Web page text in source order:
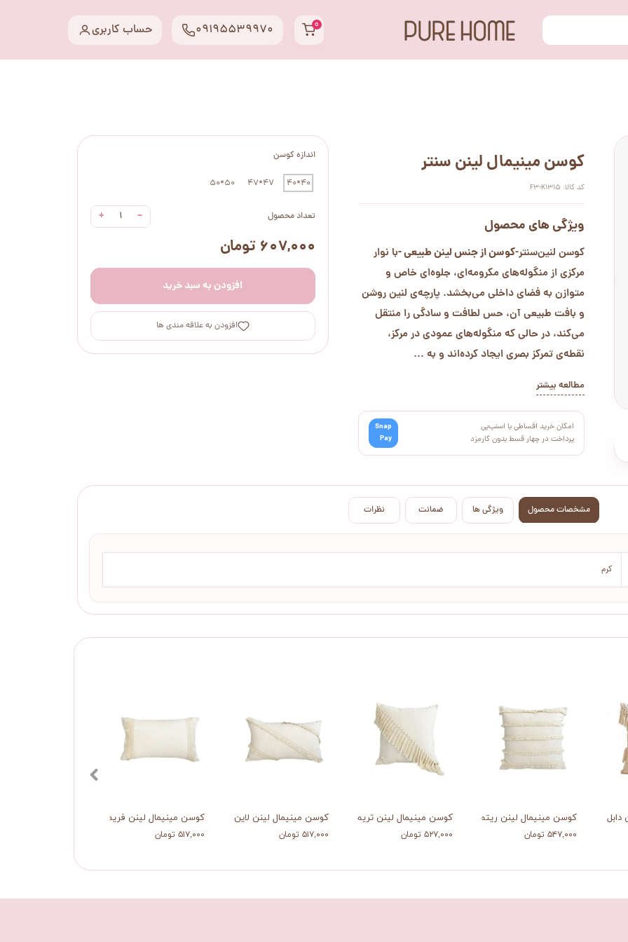
۰ حساب کاربری 09195539970
اندازه کوسن
40*40
47*47
50*50
تعداد محصول −
+
۶۰۷,۰۰۰ تومان
افزودن به سبد خرید
افزودن به علاقه مندی ها
کوسن مینیمال لینن سنتر
کد کالا: F3-K1315
ویژگی های محصول
کوسن لنین‌سنتر-کوسن از جنس لینن طبیعی -با نوار
مرکزی از منگوله‌های مکرومه‌ای، جلوه‌ای خاص و
متوازن به فضای داخلی می‌بخشد. پارچه‌ی لنین روشن
و بافت طبیعی آن، حس لطافت و سادگی را منتقل
می‌کند، در حالی که منگوله‌های عمودی در مرکز،
نقطه‌ی تمرکز بصری ایجاد کرده‌اند و به ...
مطالعه بیشتر
امکان خرید اقساطی با اسنپ‌پی
پرداخت در چهار قسط بدون کارمزد
Snap
Pay
مشخصات محصول ویژگی ها ضمانت نظرات
کرم
کوسن مینیمال لینن‌ فریم
۵۱۷,۰۰۰ تومان
کوسن مینیمال لینن لاین
۵۱۷,۰۰۰ تومان
کوسن مینیمال لینن تریم
۵۲۷,۰۰۰ تومان
کوسن مینیمال لینن ریتم
۵۴۷,۰۰۰ تومان
دابل